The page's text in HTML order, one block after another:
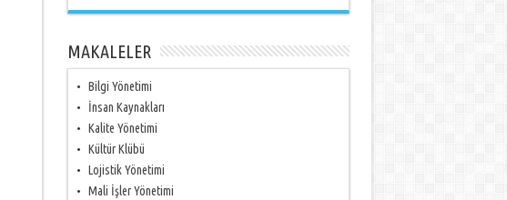
MAKALELER
Bilgi Yönetimi
İnsan Kaynakları
Kalite Yönetimi
Kültür Klübü
Lojistik Yönetimi
Mali İşler Yönetimi